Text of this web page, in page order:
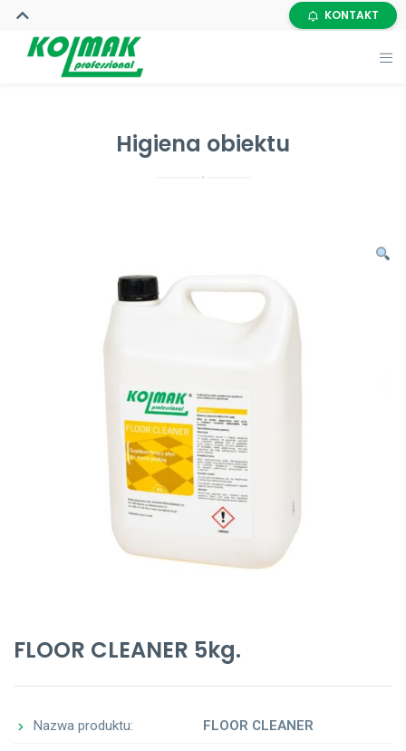
KONTAKT
Higiena obiektu
FLOOR CLEANER 5kg.
Nazwa produktu: FLOOR CLEANER